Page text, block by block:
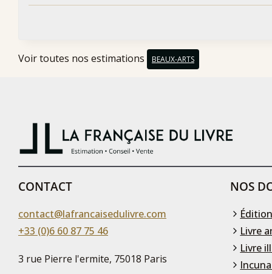
Voir toutes nos estimations BEAUX-ARTS
CONTACT
contact@lafrancaisedulivre.com
+33 (0)6 60 87 75 46
3 rue Pierre l'ermite, 75018 Paris
NOS
Livre
Livre